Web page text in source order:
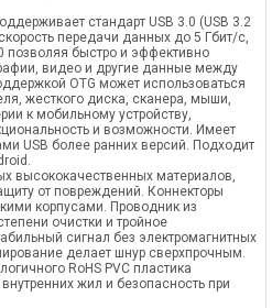
стандарт USB 3.0 (USB 3.2
передачи данных до 5 Гбит/с,
позволяя быстро и эффективно
видео и другие данные между
OTG может использоваться
жесткого диска, сканера, мыши,
к мобильному устройству,
и возможности. Имеет
USB более ранних версий. Подходит
высококачественных материалов,
от повреждений. Коннекторы
корпусами. Проводник из
очистки и тройное
сигнал без электромагнитных
делает шнур сверхпрочным.
RoHS PVC пластика
жил и безопасность при